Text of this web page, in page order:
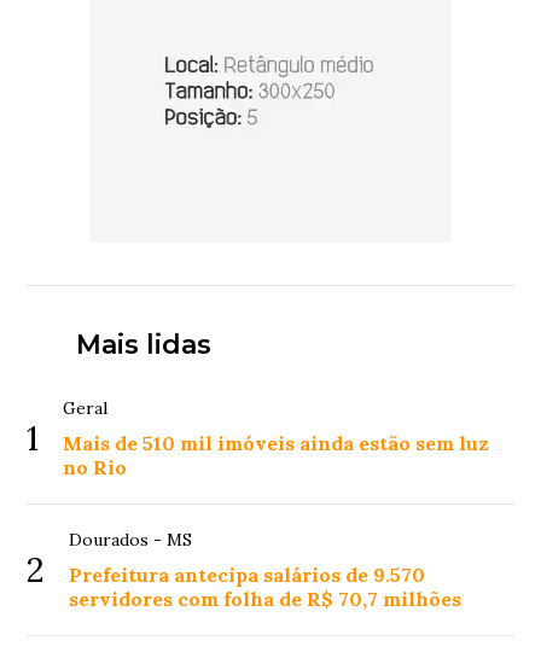
Mais lidas
1
Geral
Mais de 510 mil imóveis ainda estão sem luz
no Rio
2
Dourados - MS
Prefeitura antecipa salários de 9.570
servidores com folha de R$ 70,7 milhões